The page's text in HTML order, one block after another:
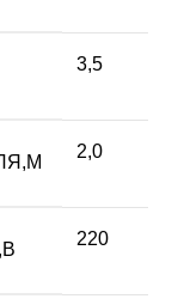
3,5
2,0
220